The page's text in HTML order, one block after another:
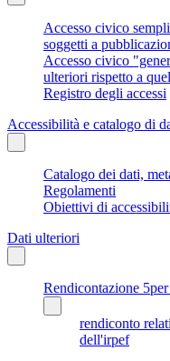
Accesso civico
soggetti a
Accesso civico
ulteriori rispetto a
Registro degli accessi
Accessibilità e catalogo di
Catalogo dei dati,
Regolamenti
Obiettivi di
Dati ulteriori
Rendicontazione
rendiconto
dell'irpef